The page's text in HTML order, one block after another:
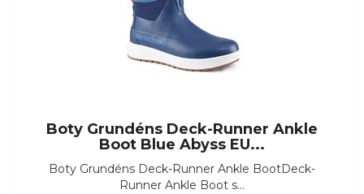
Boty Grundéns Deck-Runner Ankle
Boot Blue Abyss EU...
Boty Grundéns Deck-Runner Ankle BootDeck-
Runner Ankle Boot s...